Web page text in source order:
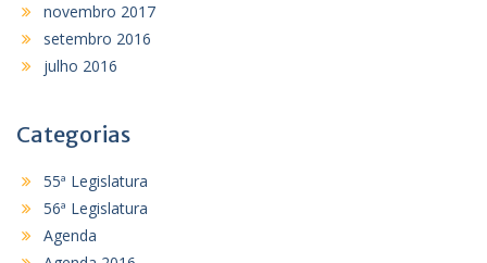
novembro 2017
setembro 2016
julho 2016
Categorias
55ª Legislatura
56ª Legislatura
Agenda